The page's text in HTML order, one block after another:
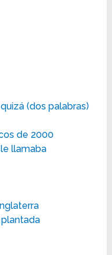
(dos palabras)
de 2000
llamaba